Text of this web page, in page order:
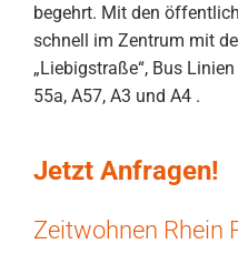
begehrt. Mit den
schnell im Zentrum mit
„Liebigstraße“, Bus
55a, A57, A3 und A4 .
Jetzt Anfragen!
Zeitwohnen Rhein